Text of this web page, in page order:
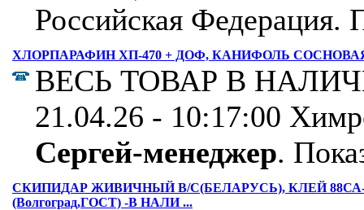
Российская Федерация.
ХЛОРПАРАФИН ХП-470 + ДОФ, КАНИФОЛЬ
ВЕСЬ ТОВАР В
21.04.26 - 10:17:00
Сергей-менеджер.
СКИПИДАР ЖИВИЧНЫЙ В/С(БЕЛАРУСЬ), КЛЕЙ
(Волгоград,ГОСТ) -В НАЛИ ...